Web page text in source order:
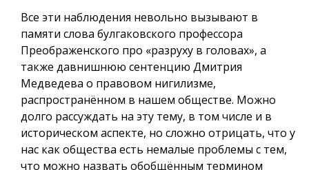
Все эти наблюдения невольно вызывают в
памяти слова булгаковского профессора
Преображенского про «разруху в головах», а
также давнишнюю сентенцию Дмитрия
Медведева о правовом нигилизме,
распространённом в нашем обществе. Можно
долго рассуждать на эту тему, в том числе и в
историческом аспекте, но сложно отрицать, что у
нас как общества есть немалые проблемы с тем,
что можно назвать обобщённым термином